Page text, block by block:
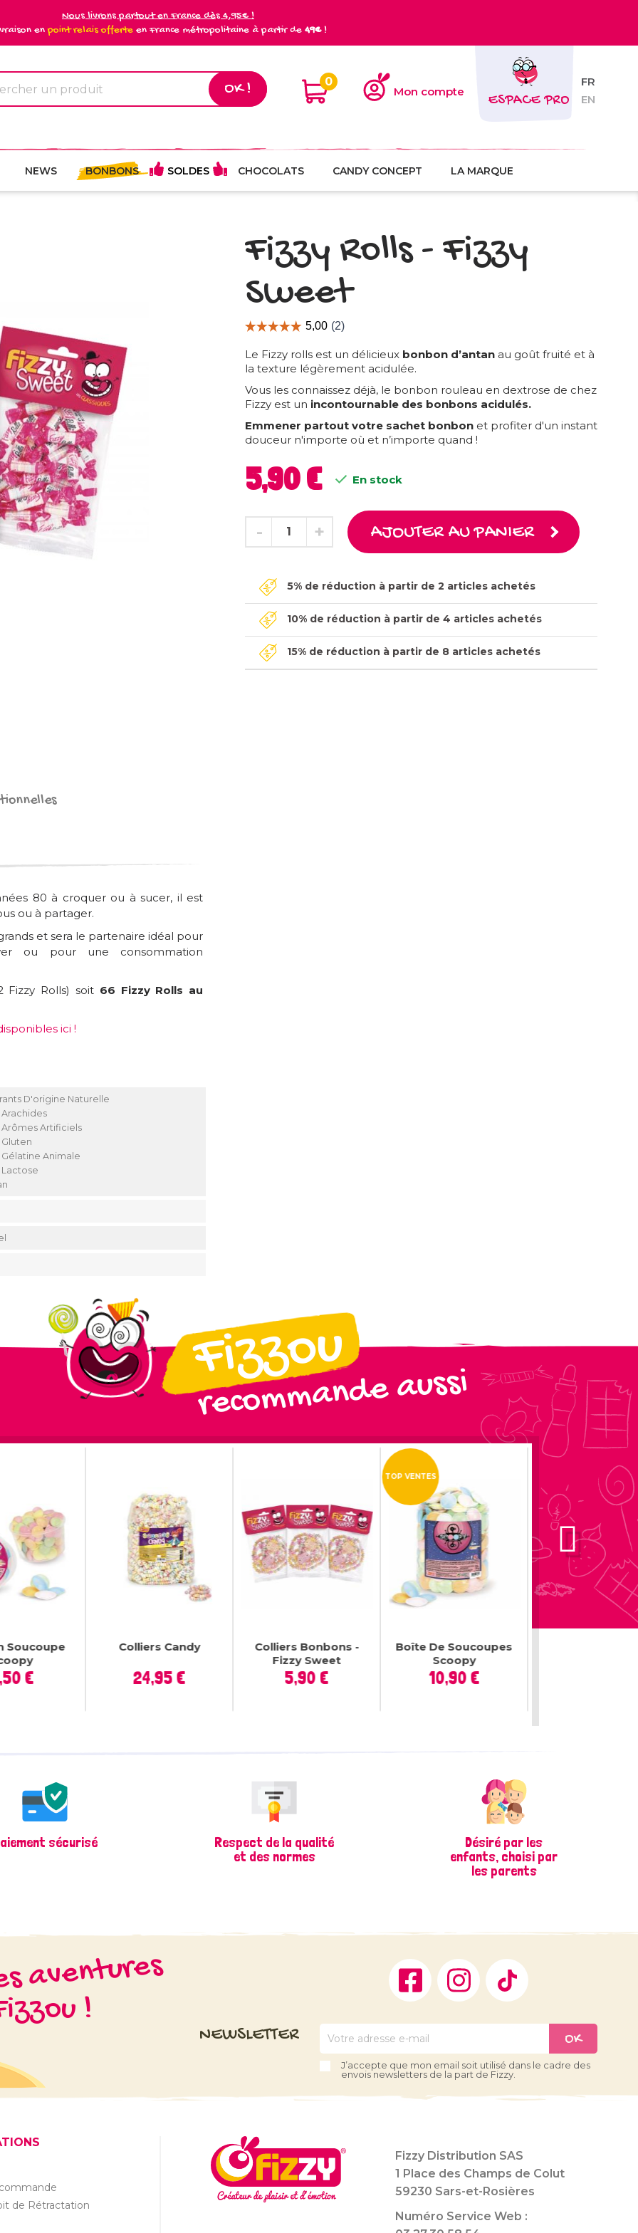
Nous livrons partout en France dès 4,95€ !
enpoint relais offerteen France métropolitaine à partir de49€!
OK ! 0
Mon compte
ESPACE PRO
FR
EN
NEWS BONBONS SOLDES CHOCOLATS CANDY CONCEPT LA MARQUE
Fizzy Rolls - Fizzy
Sweet
Le Fizzy rolls est un délicieux bonbon d’antanau goût fruité et à
la texture légèrement acidulée.
Vous les connaissez déjà, le bonbon rouleau en dextrose de chez
Fizzy est un incontournable des bonbons acidulés.
Emmener partout votre sachet bonbonet profiter d'un instant
douceur n'importe où et n’importe quand !
5,90 €  En stock
AJOUTER AU PANIER
5% de réduction à partir de 2 articles achetés
10% de réduction à partir de 4 articles achetés
15% de réduction à partir de 8 articles achetés
80 à croquer ou à sucer, il est
ou à partager.
et sera le partenaire idéal pour
ou pour une consommation
Fizzy Rolls) soit 66 Fizzy Rolls au
ici !
D'origine Naturelle
Arachides
Arômes Artificiels
Gluten
Gélatine Animale
Lactose
Fizzou
recommande aussi
Soucoupe
Prix
€
Colliers Candy
Prix
24,95 €
Colliers Bonbons -
Fizzy Sweet
Prix
5,90 €
Boîte De Soucoupes
Scoopy
Prix
10,90 €
TOP VENTES
sécurisé
Respect de la qualité
et des normes
Désiré par les
enfants, choisi par
les parents
Facebook Instagram
aventures
!
NEWSLETTER
J’accepte que mon email soit utilisé dans le cadre des
envois newsletters de la part de Fizzy.
de Rétractation
Fizzy Distribution SAS
1 Place des Champs de Colut
59230 Sars-et-Rosières
Numéro Service Web :